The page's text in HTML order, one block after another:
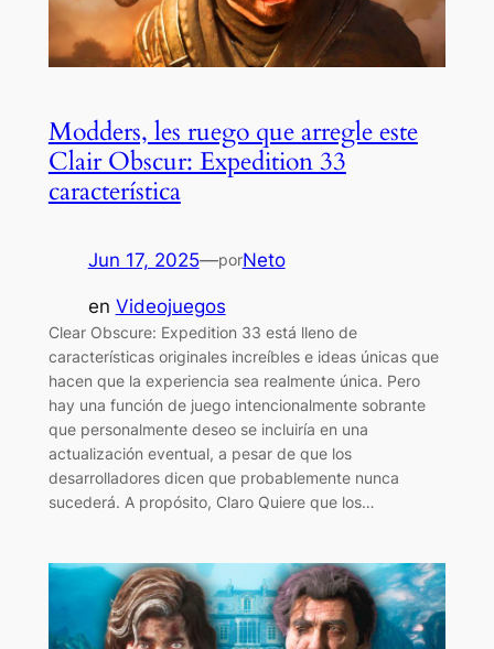
Modders, les ruego que arregle este
Clair Obscur: Expedition 33
característica
Jun 17, 2025—porNeto
en Videojuegos
Clear Obscure: Expedition 33 está lleno de
características originales increíbles e ideas únicas que
hacen que la experiencia sea realmente única. Pero
hay una función de juego intencionalmente sobrante
que personalmente deseo se incluiría en una
actualización eventual, a pesar de que los
desarrolladores dicen que probablemente nunca
sucederá. A propósito, Claro Quiere que los…